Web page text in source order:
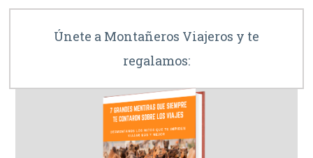
Únete a Montañeros Viajeros y te
regalamos: